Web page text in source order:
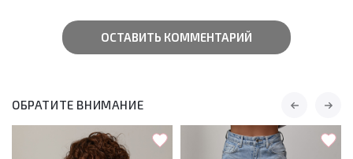
ОСТАВИТЬ КОММЕНТАРИЙ
ОБРАТИТЕ ВНИМАНИЕ